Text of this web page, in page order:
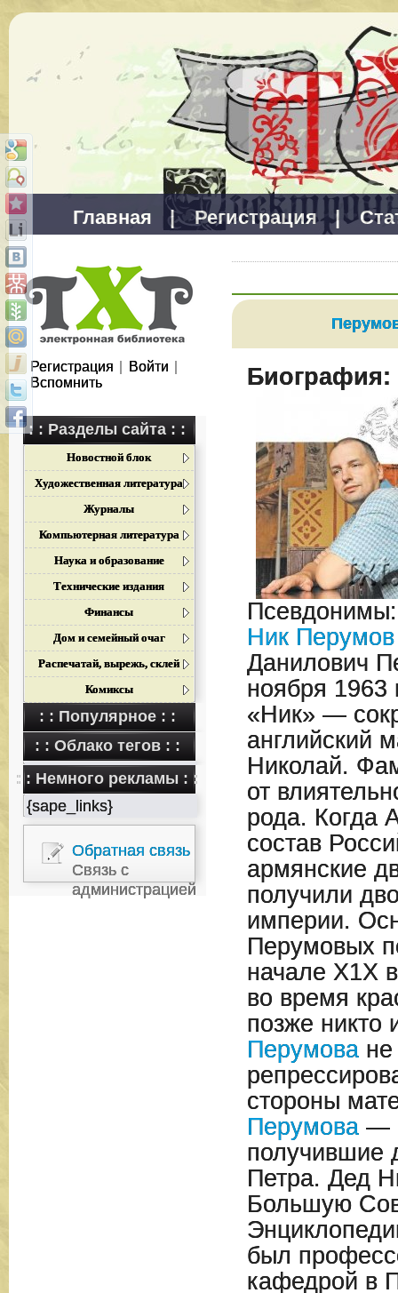
Главная | Регистрация |
Регистрация Войти
Вспомнить
: : Разделы сайта : :
Новостной блок
Художественная литература
Журналы
Компьютерная литература
Наука и образование
Технические издания
Финансы
Дом и семейный очаг
Распечатай, вырежь, склей
Комиксы
: : Популярное : :
: : Облако тегов : :
: : Немного рекламы : :
{sape_links}
Обратная связь
Связь с
администрацией
Биография:
Ник Перумов
Данилович
ноября 1963
«Ник» —
английский
Николай.
от
рода. Когда
состав
армянские
получили
империи.
Перумовых
начале Х1Х
во время
позже никто
Перумоване
стороны
Перумова—
получившие
Петра. Дед
Большую
был
кафедрой в